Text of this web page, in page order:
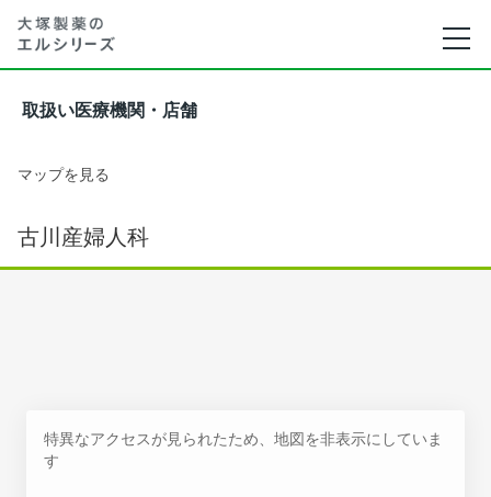
取扱い医療機関・店舗
マップを見る
古川産婦人科
特異なアクセスが見られたため、地図を非表示にしていま
す